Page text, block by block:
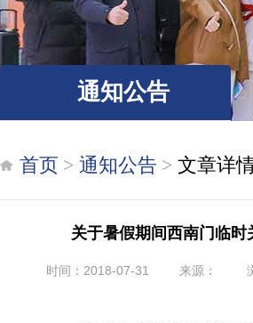
通知公告
首页 通知公告 文章详
关于暑假期间西南门临时
时间：2018-07-31 来源：